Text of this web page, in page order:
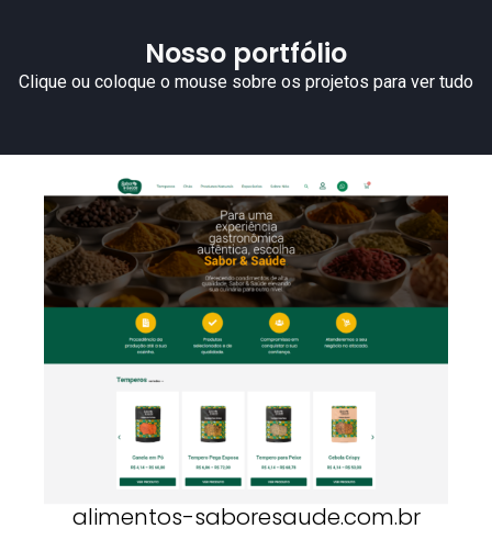
Nosso portfólio
Clique ou coloque o mouse sobre os projetos para ver tudo
alimentos-saboresaude.com.br